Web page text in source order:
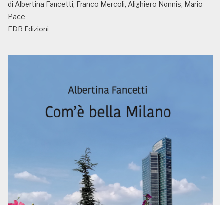
di Albertina Fancetti, Franco Mercoli, Alighiero Nonnis, Mario
Pace
EDB Edizioni